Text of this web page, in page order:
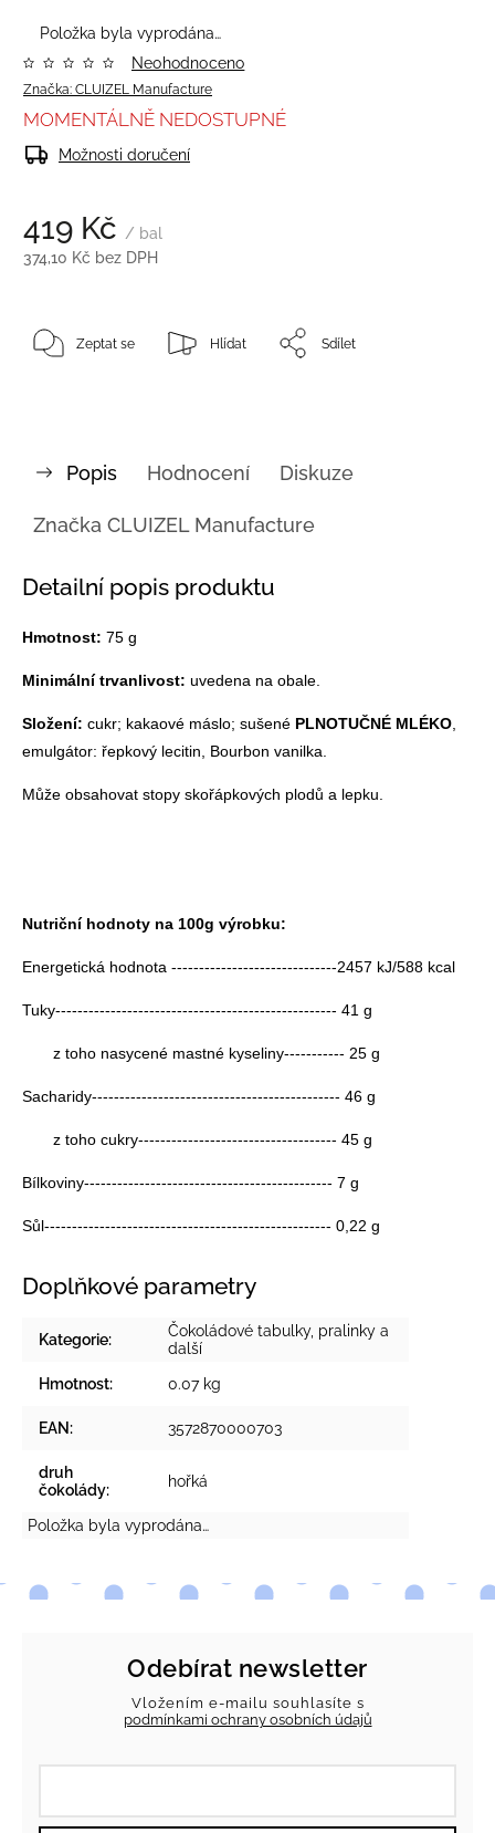
Položka byla vyprodána…
Značka: CLUIZEL Manufacture
Neohodnoceno
419 Kč / bal
374,10 Kč bez DPH
MOMENTÁLNĚ NEDOSTUPNÉ
Možnosti doručení
Zeptat se Hlídat Sdílet
Popis Hodnocení Diskuze
Značka CLUIZEL Manufacture
Detailní popis produktu
Hmotnost: 75 g
Minimální trvanlivost: uvedena na obale.
Složení: cukr; kakaové máslo; sušené PLNOTUČNÉ MLÉKO
emulgátor: řepkový lecitin, Bourbon vanilka.
Může obsahovat stopy skořápkových plodů a lepku.
Nutriční hodnoty na 100g výrobku:
Energetická hodnota ------------------------------2457 kJ/588 kcal
Tuky--------------------------------------------------- 41 g
z toho nasycené mastné kyseliny----------- 25 g
Sacharidy--------------------------------------------- 46 g
z toho cukry------------------------------------ 45 g
Bílkoviny--------------------------------------------- 7 g
Sůl---------------------------------------------------- 0,22 g
Doplňkové parametry
Kategorie:
Čokoládové tabulky, pralinky a
další
Hmotnost: 0.07 kg
EAN: 3572870000703
druh
čokolády: hořká
Položka byla vyprodána…
Odebírat newsletter
Vložením e-mailu souhlasíte s
podmínkami ochrany osobních údajů